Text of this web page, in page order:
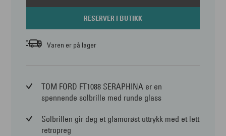
RESERVER I BUTIKK
Varen er på lager
TOM FORD FT1088 SERAPHINA er en
spennende solbrille med runde glass
Solbrillen gir deg et glamorøst uttrykk med et lett
retropreg